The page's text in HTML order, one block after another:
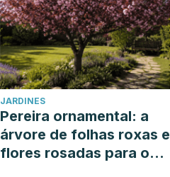
JARDINES
Pereira ornamental: a
árvore de folhas roxas e
flores rosadas para o